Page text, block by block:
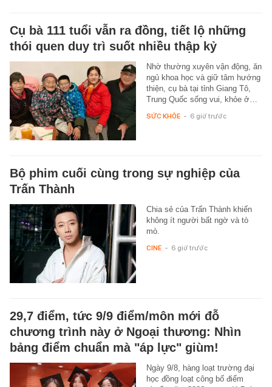
Cụ bà 111 tuổi vẫn ra đồng, tiết lộ những
thói quen duy trì suốt nhiều thập kỷ
Nhờ thường xuyên vận động, ăn
ngủ khoa học và giữ tâm hướng
thiện, cụ bà tại tỉnh Giang Tô,
Trung Quốc sống vui, khỏe ở…
SỨC KHỎE - 6 giờ trước
Bộ phim cuối cùng trong sự nghiệp của
Trấn Thành
Chia sẻ của Trấn Thành khiến
không ít người bất ngờ và tò
mò.
CINE - 6 giờ trước
29,7 điểm, tức 9/9 điểm/môn mới đỗ
chương trình này ở Ngoại thương: Nhìn
bảng điểm chuẩn mà "áp lực" giùm!
Ngày 9/8, hàng loạt trường đại
học đồng loạt công bố điểm